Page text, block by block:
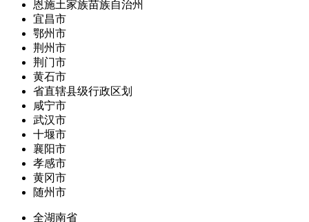
恩施土家族苗族自治州
宜昌市
鄂州市
荆州市
荆门市
黄石市
省直辖县级行政区划
咸宁市
武汉市
十堰市
襄阳市
孝感市
黄冈市
随州市
全湖南省